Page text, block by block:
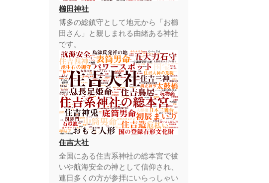
櫛田神社
博多の総鎮守として地元から「お櫛
田さん」と親しまれる由緒ある神社
です。
住吉大社
全国にある住吉系神社の総本宮で祓
いや航海安全の神として信仰され、
連日多くの方が参拝にいらっしゃい